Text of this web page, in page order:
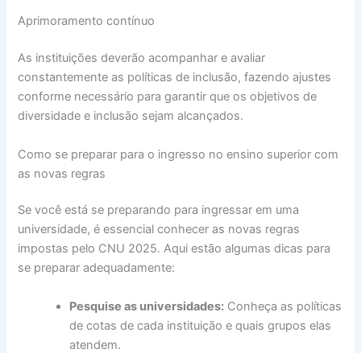
Aprimoramento contínuo
As instituições deverão acompanhar e avaliar
constantemente as políticas de inclusão, fazendo ajustes
conforme necessário para garantir que os objetivos de
diversidade e inclusão sejam alcançados.
Como se preparar para o ingresso no ensino superior com
as novas regras
Se você está se preparando para ingressar em uma
universidade, é essencial conhecer as novas regras
impostas pelo CNU 2025. Aqui estão algumas dicas para
se preparar adequadamente:
Pesquise as universidades: Conheça as políticas
de cotas de cada instituição e quais grupos elas
atendem.